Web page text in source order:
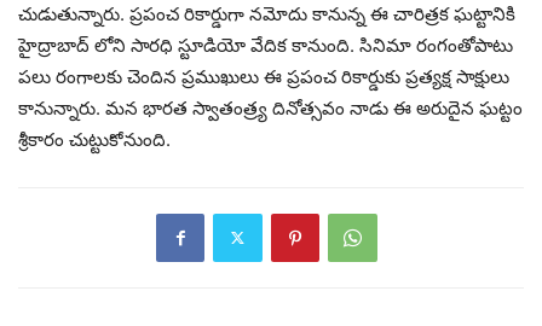
చుడుతున్నారు. ప్రపంచ రికార్డుగా నమోదు కానున్న ఈ చారిత్రక ఘట్టానికి
హైద్రాబాద్ లోని సారధి స్టూడియో వేదిక కానుంది. సినిమా రంగంతోపాటు
పలు రంగాలకు చెందిన ప్రముఖులు ఈ ప్రపంచ రికార్డుకు ప్రత్యక్ష సాక్షులు
కానున్నారు. మన భారత స్వాతంత్ర్య దినోత్సవం నాడు ఈ అరుదైన ఘట్టం
శ్రీకారం చుట్టుకోనుంది.